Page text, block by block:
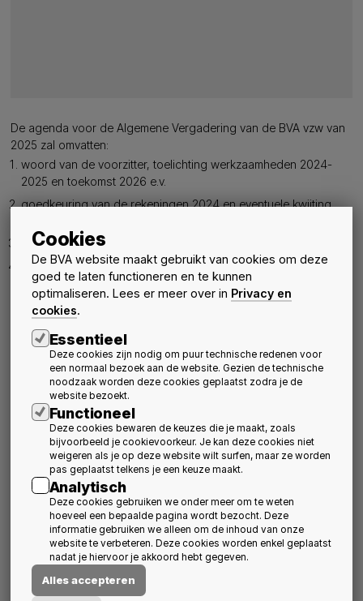
Cookies
De BVA website maakt gebruikt van cookies om deze
goed te laten functioneren en te kunnen
optimaliseren. Lees er meer over in Privacy en
cookies.
Essentieel
Deze cookies zijn nodig om puur technische redenen voor
een normaal bezoek aan de website. Gezien de technische
noodzaak worden deze cookies geplaatst zodra je de
website bezoekt.
Functioneel
Deze cookies bewaren de keuzes die je maakt, zoals
bijvoorbeeld je cookievoorkeur. Je kan deze cookies niet
weigeren als je op deze website wilt surfen, maar ze worden
pas geplaatst telkens je een keuze maakt.
Analytisch
Deze cookies gebruiken we onder meer om te weten
hoeveel een bepaalde pagina wordt bezocht. Deze
informatie gebruiken we alleen om de inhoud van onze
website te verbeteren. Deze cookies worden enkel geplaatst
nadat je hiervoor je akkoord hebt gegeven.
Alles accepteren
De agenda voor de Algemene Vergadering van de BVA vzw van
2025 zal omvatten:
woord van de voorzitter, toelichting werkzaamheden 2024-
2025 en toekomst 2026 e.v.
goedkeuring van de rekeningen 2024 en eventuele kwijting
goedkeuring budget 2025
ontslagen en benoemingen bestuurders
Indien u wenst deel te nemen, gelieve u dan in te schrijven
via bovenstaand formulier. De deelname link (voor mocht u
online wensen deel te nemen) zal u dan ook bezorgd
worden.
U kan als lid ook een (handgeschreven en ondertekende)
volmacht gevenaan een ander werkelijk lid. Deze volmacht
24 h vóór het begin van de vergadering via e-mail
de secretaris op het adres
worden gezonden, die dat bij het begin van de vergadering zal
bevestigen. (Noot: één lid mag maximaal 19 andere werkelijke
leden vertegenwoordigen via volmacht.)
Met steun van